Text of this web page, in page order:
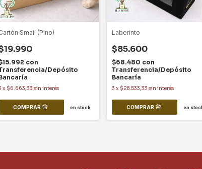
Small (Pino)
con
Depósito
x $6.663,33 sin interés
en stock
Laberinto
$85.600
$68.480 con
Transferencia/Depósito
Bancaría
3 x $28.533,33 sin interés
en